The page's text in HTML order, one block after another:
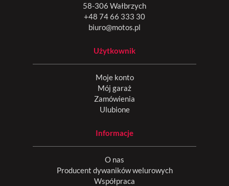
58-306 Wałbrzych
+48 74 66 333 30
biuro@motos.pl
Użytkownik
Moje konto
Mój garaż
Zamówienia
Ulubione
Informacje
O nas
Producent dywaników welurowych
Współpraca